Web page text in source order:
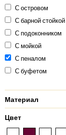
С островом
С барной стойкой
С подоконником
С мойкой
С пеналом
С буфетом
Материал
Цвет